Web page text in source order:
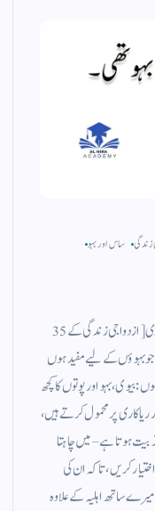
زندگی ساس اور بہو
ساس ، جو کبھی بہو تھی- از : ڈاکٹر محمد رضی الاسلام ندوی [ ازدواجی زندگی کے 35
بہوؤں کے لیے مفید ہوں
: بیوی ، بہو اور پوتوں کا کچھ
پر محمول کرتے ہیں ،
ہوتا ہے – میں چاہتا
کریں ، تاکہ ان کی
ساتھ اہلیہ کے علاوہ